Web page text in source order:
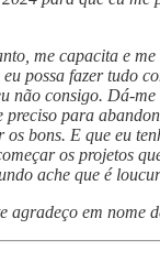
me capacita e me
possa fazer tudo
não consigo. Dá-
preciso para
os bons. E que eu
os projetos
ache que é
agradeço em nome